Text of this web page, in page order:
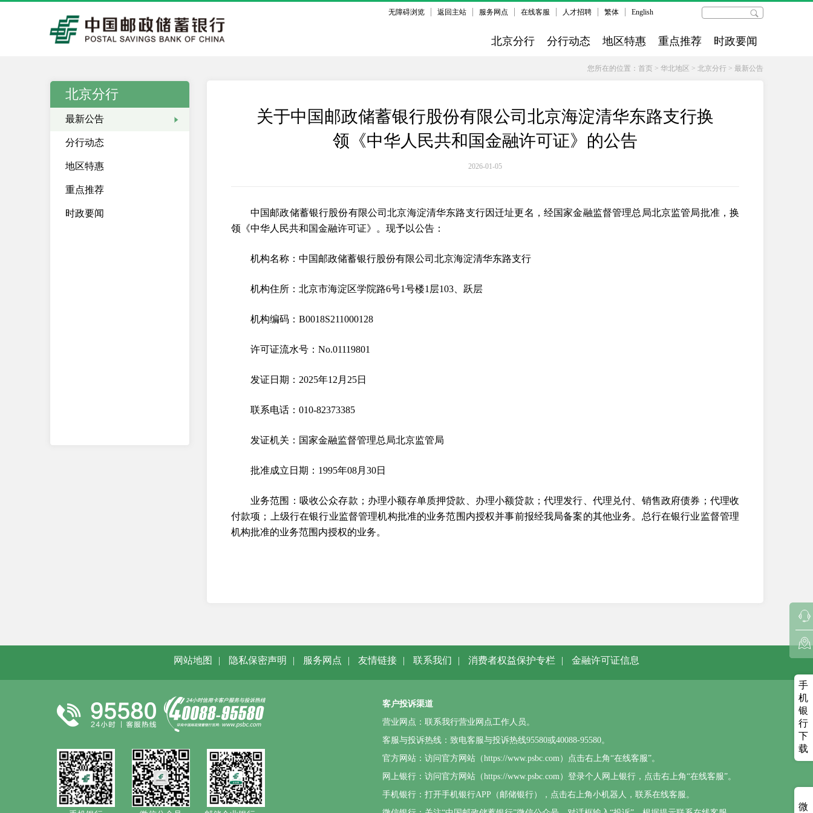
无障碍浏览 返回主站 服务网点 在线客服 人才招聘 繁体 English
北京分行 分行动态 地区特惠 重点推荐 时政要闻
您所在的位置： 首页 > 华北地区 > 北京分行 > 最新公告
北京分行
最新公告
分行动态
地区特惠
重点推荐
时政要闻
关于中国邮政储蓄银行股份有限公司北京海淀清华东路支行换
领《中华人民共和国金融许可证》的公告
2026-01-05
中国邮政储蓄银行股份有限公司北京海淀清华东路支行因迁址更名，经国家金融监督管理总局北京监管局批准，换
领《中华人民共和国金融许可证》。现予以公告：
机构名称：中国邮政储蓄银行股份有限公司北京海淀清华东路支行
机构住所：北京市海淀区学院路6号1号楼1层103、跃层
机构编码：B0018S211000128
许可证流水号：No.01119801
发证日期：2025年12月25日
联系电话：010-82373385
发证机关：国家金融监督管理总局北京监管局
批准成立日期：1995年08月30日
业务范围：吸收公众存款；办理小额存单质押贷款、办理小额贷款；代理发行、代理兑付、销售政府债券；代理收
付款项；上级行在银行业监督管理机构批准的业务范围内授权并事前报经我局备案的其他业务。总行在银行业监督管理
机构批准的业务范围内授权的业务。
网站地图 | 隐私保密声明 | 服务网点 | 友情链接 | 联系我们 | 消费者权益保护专栏 | 金融许可证信息
客户投诉渠道
营业网点：联系我行营业网点工作人员。
客服与投诉热线：致电客服与投诉热线95580或40088-95580。
官方网站：访问官方网站（https://www.psbc.com）点击右上角“在线客服”。
网上银行：访问官方网站（https://www.psbc.com）登录个人网上银行，点击右上角“在线客服”。
手机银行：打开手机银行APP（邮储银行），点击右上角小机器人，联系在线客服。
手
机
银
行
下
载
微